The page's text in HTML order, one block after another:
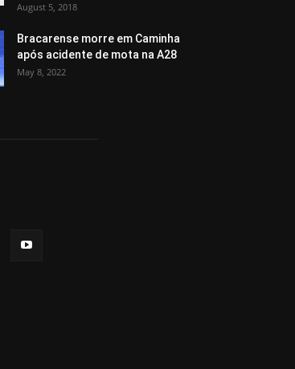
August 5, 2018
Bracarense morre em Caminha
após acidente de mota na A28
May 8, 2022